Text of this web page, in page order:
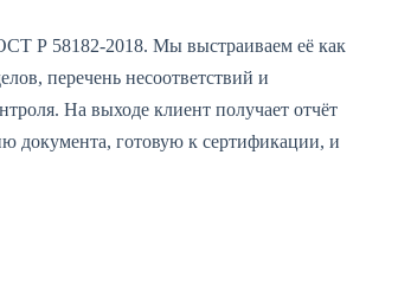
Р 58182-2018. Мы выстраиваем её как
перечень несоответствий и
На выходе клиент получает отчёт
документа, готовую к сертификации, и